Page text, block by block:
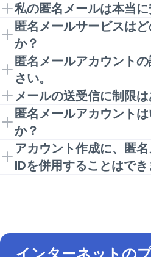
匿名メールは、さまざまなウ
サインアップする際に、実
りに生成されたメールアド
ライバシー機能です。匿名
際のアドレスをオンライン
の受信トレイにメッセージを
す。
私の匿名メールは本当
もちろんです！私たちのプ
スには、必要なセキュリティ
り、あなたの本当のEメール
情報が漏れることはありま
ないウェブサイトや疑わしい
ルアドレスを使用することは
ング攻撃、スパムを避ける
匿名メールサービスは
か？
電子メール・マスキング・
ールアドレスの代わりに使用
します。例えば、あるウェブ
成するために匿名の電子メー
べての購読メッセージやス
通して転送され、本当のアド
ります。
匿名メールアカウント
さい。
VeePNにサインアップ
ランを選択し、アカウ
ンラインプライバシー
す。
ウジングに必要なすべ
す。
メールの送受信に制限
制限は一切ありません！私
ソリューションは、実際の受
ライベートに保つために、
備ができています。さらに
ルを作成し、「ソーシャル」
匿名メールアカウント
か？
必要なだけ！生成されたエ
子メール転送のために必要で
用することができます。何
アカウント作成に、匿
IDを併用することはでき
年齢、性別、国、その他の